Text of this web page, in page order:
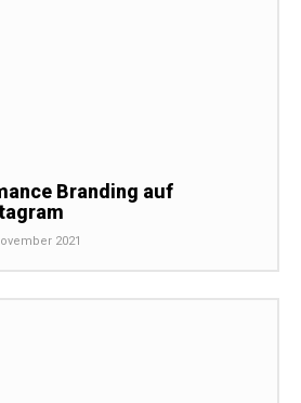
Branding auf
2021